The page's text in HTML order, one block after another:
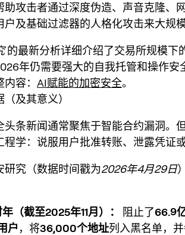
助攻击者通过深度伪造、声音克隆、
户及基础过滤器的人格化攻击来大规
的最新分析详细介绍了交易所规模
年仍需要强大的自我托管和操作安
容： AI赋能的加密安全。
及其意义）
头条新闻通常聚焦于智能合约漏洞。
程学：说服用户批准转账、泄露凭证或
研究（数据时间戳为2026年4月29日
（截至2025年11月）： 阻止了66.9
户 ，将36,000个地址列入黑名单，